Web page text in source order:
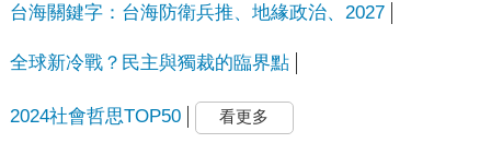
台海關鍵字：台海防衛兵推、地緣政治、2027
全球新冷戰？民主與獨裁的臨界點
2024社會哲思TOP50 看更多